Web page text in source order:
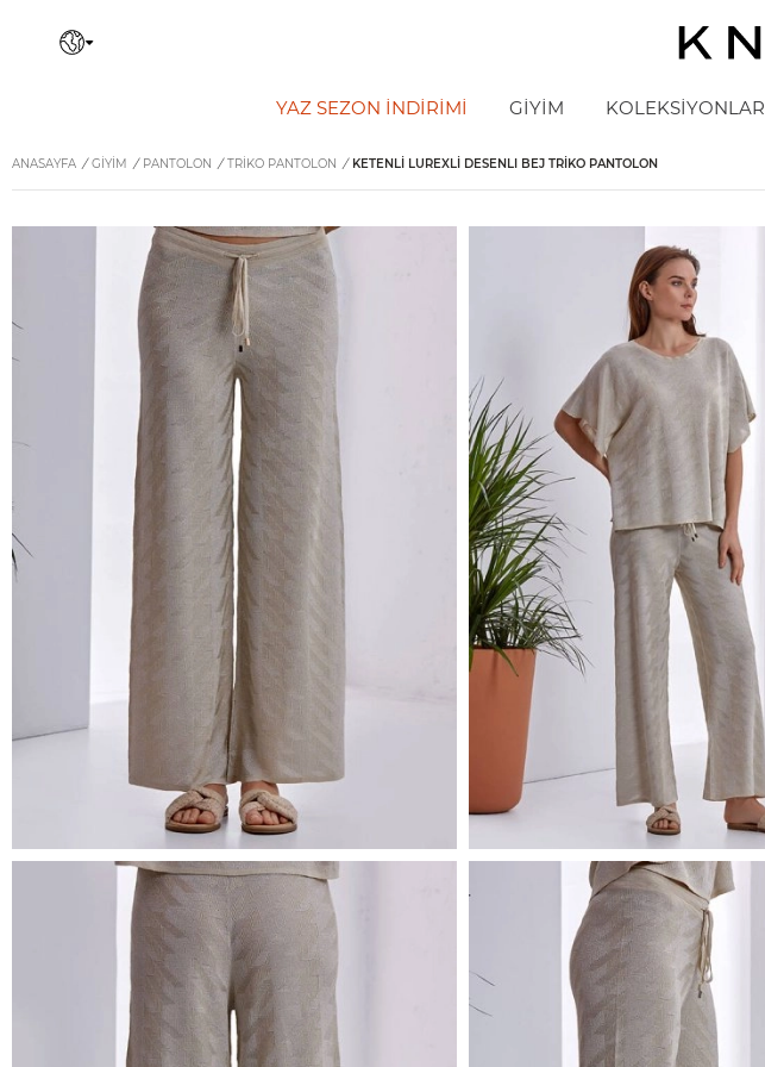
YAZ SEZON İNDIRIMI GİYİM KOLEKSİYONLAR
ANASAYFA / GİYİM / PANTOLON / TRIKO PANTOLON / KETENLI LUREXLI DESENLI BEJ TRIKO PANTOLON